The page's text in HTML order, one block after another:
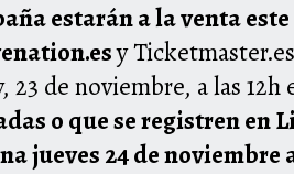
estarán a la venta
y
de noviembre, a las 12h
o que se registren en
jueves 24 de noviembre